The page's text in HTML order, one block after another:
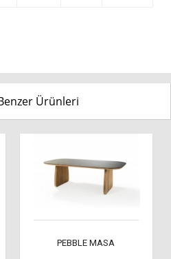
Ürünleri
PEBBLE MASA